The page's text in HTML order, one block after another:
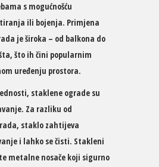
s mogućnošću
ili bojenja. Primjena
je široka – od balkona do
što ih čini popularnim
uređenju prostora.
staklene ograde su
Za razliku od
staklo zahtijeva
i lahko se čisti. Stakleni
metalne nosače koji sigurno